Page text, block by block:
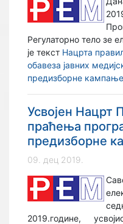
Регулаторно тело зе
је текст Нацрта
обавеза јавних
предизборне кампање
Усвојен Нацрт
праћења
предизборне
09. дец 2019.
2019.године,